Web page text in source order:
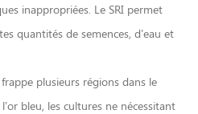
inappropriées. Le SRI permet
quantités de semences, d’eau et
plusieurs régions dans le
bleu, les cultures ne nécessitant